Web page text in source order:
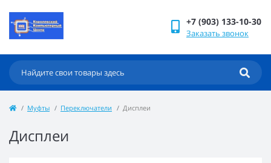
+7 (903) 133-10-30
Заказать звонок
Муфты Переключатели Дисплеи
Дисплеи